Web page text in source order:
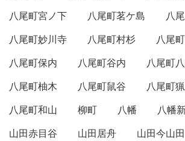
八尾町宮ノ下
八尾町茗ケ島
八
八尾町妙川寺
八尾町村杉
八尾
八尾町保内
八尾町谷内
八尾町
八尾町柚木
八尾町鼠谷
八尾町
八尾町和山
柳町 八幡 八幡
山田赤目谷
山田居舟
山田今山田